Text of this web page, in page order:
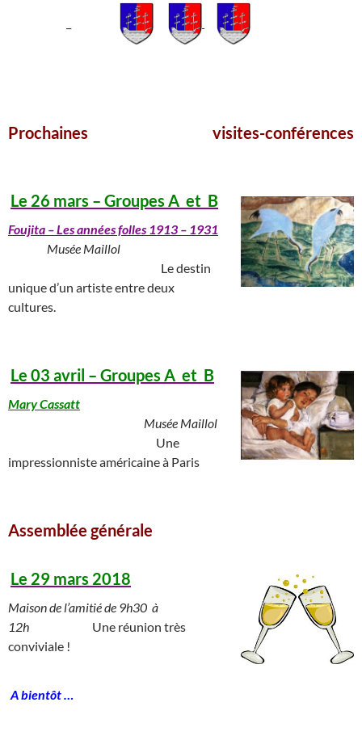
Prochaines visites-conférences
Le 26 mars – Groupes A et B
Foujita – Les années folles 1913 – 1931
Musée Maillol
Le destin
unique d’un artiste entre deux
cultures.
Le 03 avril – Groupes A et B
Mary Cassatt
Musée Maillol
Une
impressionniste américaine à Paris
Assemblée générale
Le 29 mars 2018
Maison de l’amitié de 9h30 à
12h
Une réunion très
conviviale !
A bientôt …